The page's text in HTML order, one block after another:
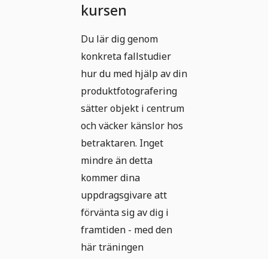
kursen
Du lär dig genom
konkreta fallstudier
hur du med hjälp av din
produktfotografering
sätter objekt i centrum
och väcker känslor hos
betraktaren. Inget
mindre än detta
kommer dina
uppdragsgivare att
förvänta sig av dig i
framtiden - med den
här träningen